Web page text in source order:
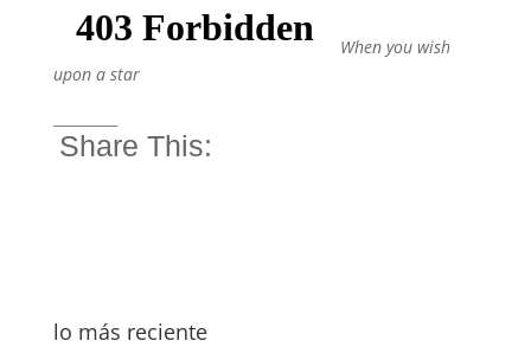
When you wish
upon a star
Share This:
lo más reciente